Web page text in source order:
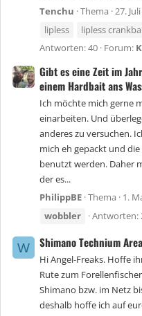
Tenchu Thema 27.
lipless
lipless
Antworten: 40 Forum:
Gibt es eine Zeit im
einem Hardbait ans
Ich möchte mich gerne
einarbeiten. Und
anderes zu versuchen.
mich eh gepackt und
benutzt werden. Daher
der es...
PhilippBE Thema 1.
wobbler
Antworten:
W Shimano Technium
Hi Angel-Freaks. Hoffe
Rute zum
Shimano bzw. im Netz
deshalb hoffe ich auf